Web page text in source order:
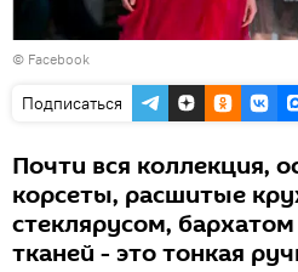
© Facebook
Подписаться
Почти вся коллекция,
корсеты, расшитые
стеклярусом,
тканей - это тонкая